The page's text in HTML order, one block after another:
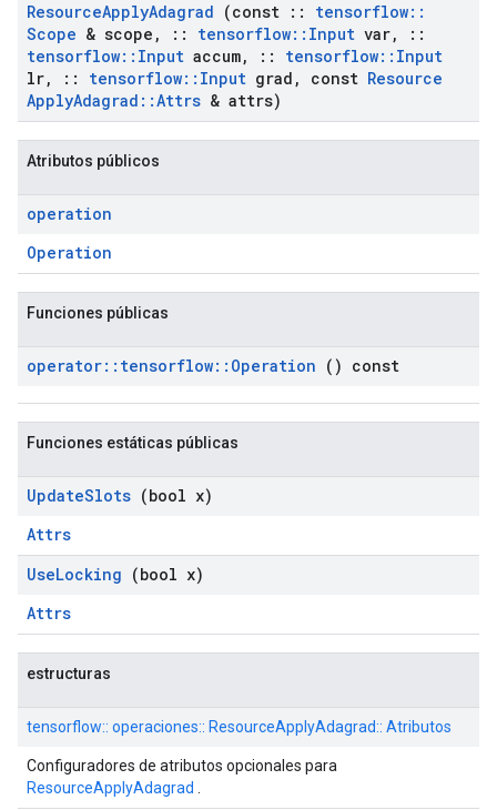
ResourceApplyAdagrad (const :: tensorflow::
Scope & scope , :: tensorflow:: Input var,
::
tensorflow:: Input accum, :: tensorflow:: Input
lr, :: tensorflow:: Input grad , const Resource
ApplyAdagrad ::Attrs & attrs)
Atributos públicos
operation
Operation
Funciones públicas
operator:: tensorflow:: Operation () const
Funciones estáticas públicas
UpdateSlots (bool x)
Attrs
UseLocking (bool x)
Attrs
estructuras
tensorflow:: operaciones:: ResourceApplyAdagrad:: Atributos
Configuradores de atributos opcionales para
ResourceApplyAdagrad